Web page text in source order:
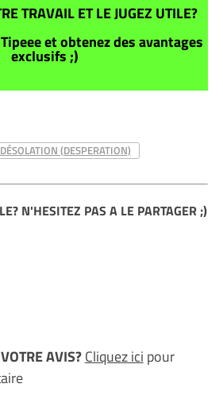
TRAVAIL ET LE JUGEZ UTILE?
et obtenez des avantages
exclusifs ;)
DÉSOLATION (DESPERATION)
N'HESITEZ PAS A LE PARTAGER ;)
AVIS?Cliquez ici pour